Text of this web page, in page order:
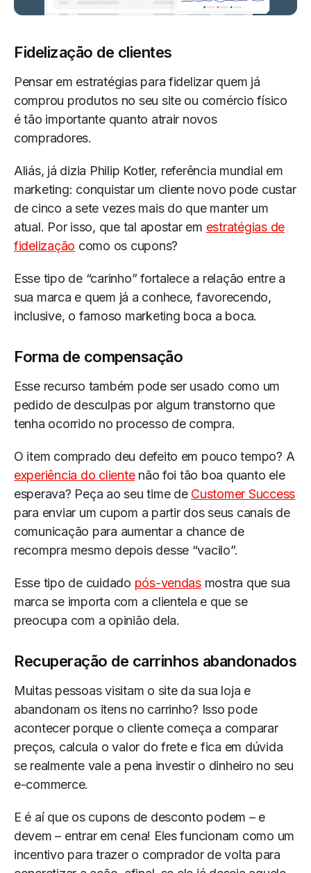
Fidelização de clientes
Pensar em estratégias para fidelizar quem já
comprou produtos no seu site ou comércio físico
é tão importante quanto atrair novos
compradores.
Aliás, já dizia Philip Kotler, referência mundial em
marketing: conquistar um cliente novo pode custar
de cinco a sete vezes mais do que manter um
atual. Por isso, que tal apostar em estratégias de
fidelização como os cupons?
Esse tipo de “carinho” fortalece a relação entre a
sua marca e quem já a conhece, favorecendo,
inclusive, o famoso marketing boca a boca.
Forma de compensação
Esse recurso também pode ser usado como um
pedido de desculpas por algum transtorno que
tenha ocorrido no processo de compra.
O item comprado deu defeito em pouco tempo? A
experiência do clientenão foi tão boa quanto ele
esperava? Peça ao seu time de Customer Success
para enviar um cupom a partir dos seus canais de
comunicação para aumentar a chance de
recompra mesmo depois desse “vacilo”.
Esse tipo de cuidado pós-vendasmostra que sua
marca se importa com a clientela e que se
preocupa com a opinião dela.
Recuperação de carrinhos abandonados
Muitas pessoas visitam o site da sua loja e
abandonam os itens no carrinho? Isso pode
acontecer porque o cliente começa a comparar
preços, calcula o valor do frete e fica em dúvida
se realmente vale a pena investir o dinheiro no seu
e-commerce.
E é aí que os cupons de desconto podem – e
devem – entrar em cena! Eles funcionam como um
incentivo para trazer o comprador de volta para